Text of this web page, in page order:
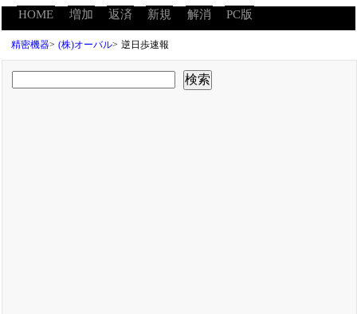
HOME 増加 返済 新規 解消 PC版
精密機器> (株)オーバル> 逆日歩速報